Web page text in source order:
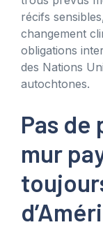
récifs
changement
obligations
des Nations
autochtones.
Pas de
mur